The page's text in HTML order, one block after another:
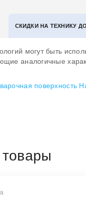
СКИДКИ НА ТЕХНИКУ
могут быть
аналогичные
поверхность